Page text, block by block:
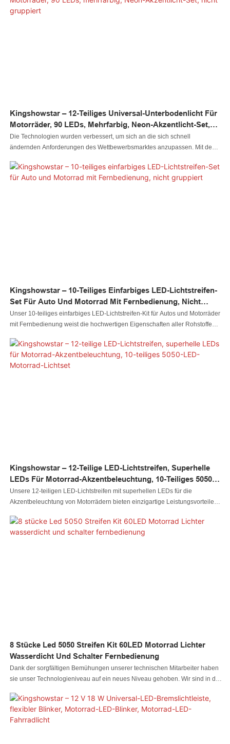
sein Erscheinungsbild stark betont, da es den Branchentrend anführen
könnte
Kingshowstar – 12-Teiliges Universal-Unterbodenlicht Für
Motorräder, 90 LEDs, Mehrfarbig, Neon-Akzentlicht-Set,
Nicht Gruppiert
Die Technologien wurden verbessert, um sich an die sich schnell
ändernden Anforderungen des Wettbewerbsmarktes anzupassen. Mit dem
teiligen Universal-Motorrad-Unterbodenbeleuchtungs-Kits mit 90 LEDs und
mehrfarbigen Neon-Akzentleuchten erheblich verbessert. Es hat enorme
Kingshowstar – 10-Teiliges Einfarbiges LED-Lichtstreifen-
Set Für Auto Und Motorrad Mit Fernbedienung, Nicht
Gruppiert
Unser 10-teiliges einfarbiges LED-Lichtstreifen-Kit für Autos und Motorräder
mit Fernbedienung weist die hochwertigen Eigenschaften aller Rohstoffe
Anwendung weitgehend bestimmen. Derzeit werden LED-Autolichter, LED-
Rocklichter, LED-Peitschenlichter, LED-Radlichter, LED-Scheinwerfer, LED-
Motorradlichter, LED-Bootslichter, LED-Kabelverbinder und LED-Controller
Kingshowstar – 12-Teilige LED-Lichtstreifen, Superhelle
LEDs Für Motorrad-Akzentbeleuchtung, 10-Teiliges 5050-
LED-Motorrad-Lichtset
Unsere 12-teiligen LED-Lichtstreifen mit superhellen LEDs für die
Akzentbeleuchtung von Motorrädern bieten einzigartige Leistungsvorteile
Qualitätsmanagementsystems bestanden haben. Darüber hinaus werden
LED-Autolichter, LED-Felslichter, LED-Peitschenlichter, LED-Radlichter,
8 Stücke Led 5050 Streifen Kit 60LED Motorrad Lichter
Wasserdicht Und Schalter Fernbedienung
Dank der sorgfältigen Bemühungen unserer technischen Mitarbeiter haben
sie unser Technologieniveau auf ein neues Niveau gehoben. Wir sind in der
5050-Streifen-Kit mit 60 LED-Motorradlichtern und Fernschalter
herzustellen. Da ständig weitere Vorteile entdeckt werden, werden auch die
Anwendungsbereiche erweitert. Es ist heute allgemein im Bereich der